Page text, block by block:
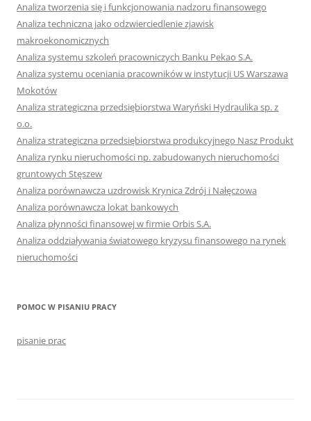
Analiza tworzenia się i funkcjonowania nadzoru finansowego
Analiza techniczna jako odzwierciedlenie zjawisk
makroekonomicznych
Analiza systemu szkoleń pracowniczych Banku Pekao S.A.
Analiza systemu oceniania pracowników w instytucji US Warszawa
Mokotów
Analiza strategiczna przedsiębiorstwa Waryński Hydraulika sp. z
o.o.
Analiza strategiczna przedsiębiorstwa produkcyjnego Nasz Produkt
Analiza rynku nieruchomości np. zabudowanych nieruchomości
gruntowych Stęszew
Analiza porównawcza uzdrowisk Krynica Zdrój i Nałęczowa
Analiza porównawcza lokat bankowych
Analiza płynności finansowej w firmie Orbis S.A.
Analiza oddziaływania światowego kryzysu finansowego na rynek
nieruchomości
POMOC W PISANIU PRACY
pisanie prac